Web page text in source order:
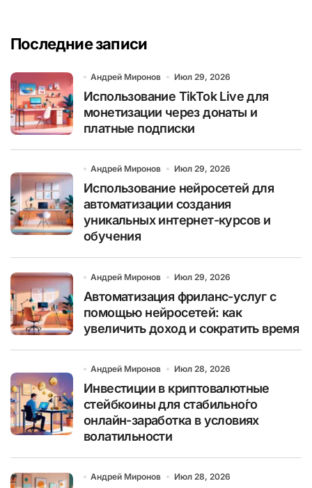
Последние записи
Андрей Миронов Июл 29, 2026
Использование TikTok Live для
монетизации через донаты и
платные подписки
Андрей Миронов Июл 29, 2026
Использование нейросетей для
автоматизации создания
уникальных интернет-курсов и
обучения
Андрей Миронов Июл 29, 2026
Автоматизация фриланс-услуг с
помощью нейросетей: как
увеличить доход и сократить время
Андрей Миронов Июл 28, 2026
Инвестиции в криптовалютные
стейбкоины для стабильно́го
онлайн-заработка в условиях
волатильности
Андрей Миронов Июл 28, 2026